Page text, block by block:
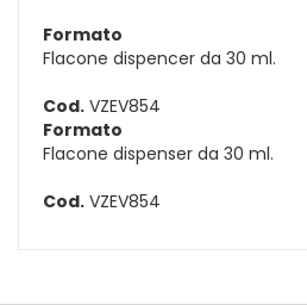
Formato
Flacone dispencer da 30 ml.
Cod. VZEV854
Formato
Flacone dispenser da 30 ml.
Cod. VZEV854